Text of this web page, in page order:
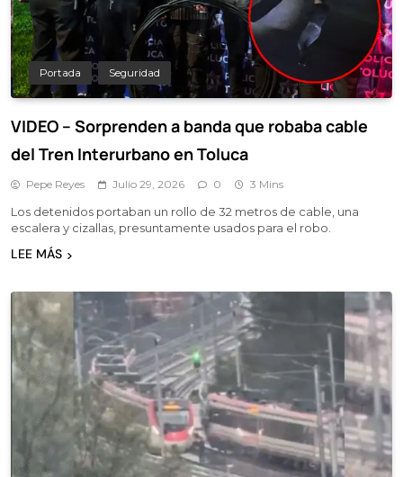
Portada Seguridad
VIDEO – Sorprenden a banda que robaba cable
del Tren Interurbano en Toluca
Pepe Reyes Julio 29, 2026 0 3 Mins
Los detenidos portaban un rollo de 32 metros de cable, una
escalera y cizallas, presuntamente usados para el robo.
LEE MÁS